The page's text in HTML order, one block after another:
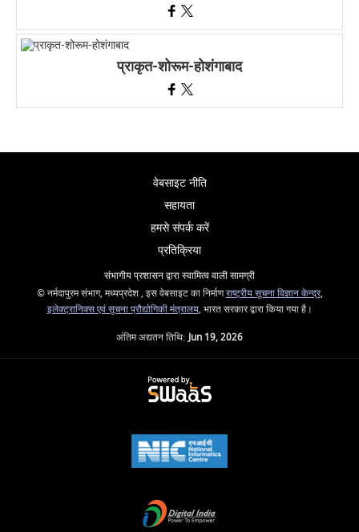
प्राकृत-शोरूम-होशंगाबाद
वेबसाइट नीति
सहायता
हमसे संपर्क करें
प्रतिक्रिया
संभागीय प्रशासन द्वारा स्वामित्व वाली सामग्री
© नर्मदापुरम संभाग, मध्यप्रदेश , इस वेबसाइट का निर्माणराष्ट्रीय सूचना विज्ञान केन्द्र,
इलेक्ट्रानिक्स एवं सूचना प्रौद्योगिकी मंत्रालय, भारत सरकार द्वारा किया गया है।
अंतिम अद्यतन तिथि:Jun 19, 2026